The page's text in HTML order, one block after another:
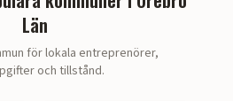
Län
för lokala entreprenörer,
och tillstånd.